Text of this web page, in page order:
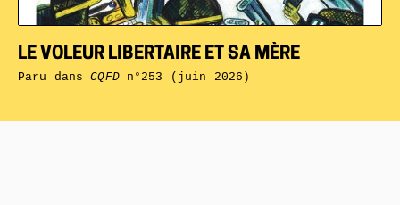
LE VOLEUR LIBERTAIRE ET SA MÈRE
Paru dansCQFDn°253 (juin 2026)